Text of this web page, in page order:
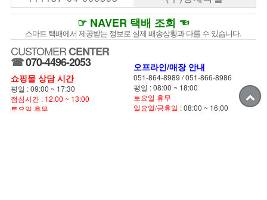
☞ NAVER 택배 조회 ☜
스마트 택배에서 제공받는 정보로 실제 배송상황과 다를 수 있습니다.
CUSTOMERCENTER
☎070-4496-2053
쇼핑몰 상담 시간
평일 : 09:00 ~ 17:30
점심시간 : 12:00 ~ 13:00
토요일 휴무
오프라인/매장 안내
051-864-8989 /051-866-8986
평일 : 08:00 ~ 18:00
토요일 휴무
일요일/공휴일 : 08:00 ~ 16:00